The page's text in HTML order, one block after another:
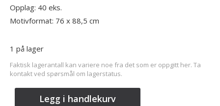
Opplag: 40 eks.
Motivformat: 76 x 88,5 cm
1 på lager
Faktisk lagerantall kan variere noe fra det som er oppgitt her. Ta
kontakt ved spørsmål om lagerstatus.
Legg i handlekurv